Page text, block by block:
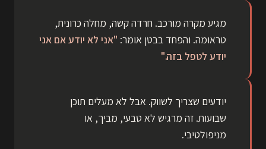
מגיע מקרה מורכב. חרדה קשה, מחלה כרונית,
טראומה. והפחד בבטן אומר: "אני לא יודע אם אני
יודע לטפל בזה."
יודעים שצריך לשווק. אבל לא מעלים תוכן
שבועות. זה מרגיש לא טבעי, מביך, או
מניפולטיבי.